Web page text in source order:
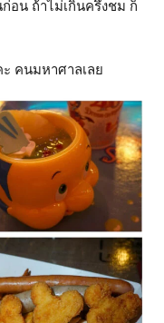
DisneySea)
นที่ เวลารอของแต่ละ
รแสดงอยู่ค่ะ
Premiere Access ซึ่ง